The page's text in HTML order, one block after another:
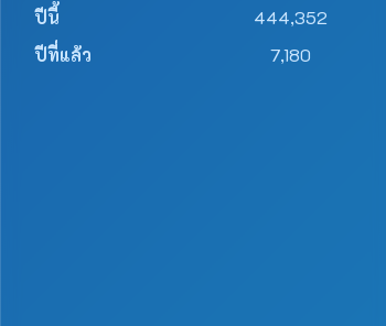
ปีนี้
444,352
ปีที่แล้ว
7,180